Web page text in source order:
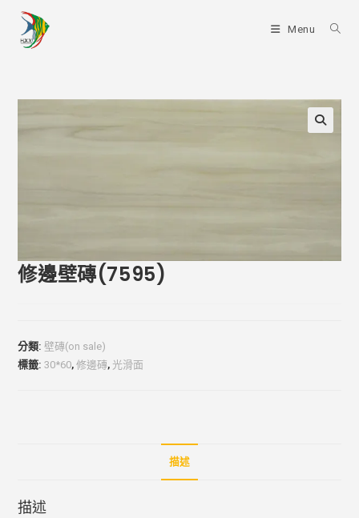
content
Menu
修邊壁磚(7595)
分類:壁磚(on sale)
標籤:30*60,修邊磚, 光滑面
描述
描述